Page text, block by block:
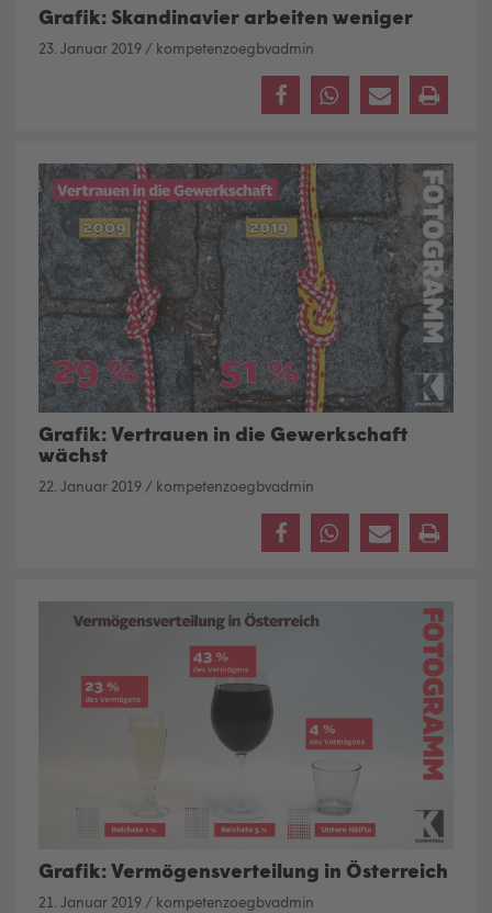
Grafik: Skandinavier arbeiten weniger
23. Januar 2019 / kompetenzoegbvadmin
Grafik: Vertrauen in die Gewerkschaft
wächst
22. Januar 2019 / kompetenzoegbvadmin
Grafik: Vermögensverteilung in Österreich
21. Januar 2019 / kompetenzoegbvadmin